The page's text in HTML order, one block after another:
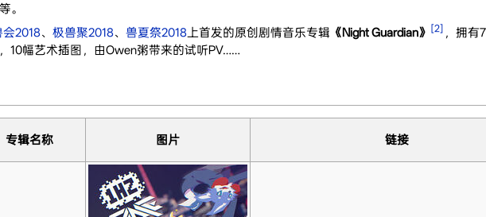
。
会2018、 极兽聚2018、 兽夏祭2018上首发的原创剧情音乐专辑 《Night Guardian》 [2] ，拥有
10幅艺术插图，由Owen粥带来的试听PV……
专辑名称 图片 链接